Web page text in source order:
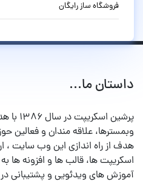
فروشگاه ساز رایگان
داستان ما...
پرشین
وبمسترها، علاقه مندان و فعالین
هدف از راه اندازی این وب سایت ،
اسکریپت ها، قالب ها و افزونه ها
آموزش های ویدئویی و پشتیبانی